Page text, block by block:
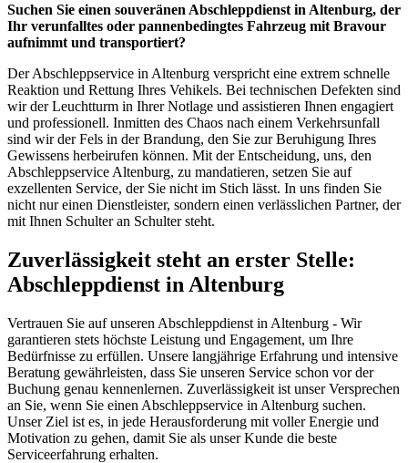
Suchen Sie einen souveränen Abschleppdienst in Altenburg, der
Ihr verunfalltes oder pannenbedingtes Fahrzeug mit Bravour
aufnimmt und transportiert?
Der Abschleppservice in Altenburg verspricht eine extrem schnelle
Reaktion und Rettung Ihres Vehikels. Bei technischen Defekten sind
wir der Leuchtturm in Ihrer Notlage und assistieren Ihnen engagiert
und professionell. Inmitten des Chaos nach einem Verkehrsunfall
sind wir der Fels in der Brandung, den Sie zur Beruhigung Ihres
Gewissens herbeirufen können. Mit der Entscheidung, uns, den
Abschleppservice Altenburg, zu mandatieren, setzen Sie auf
exzellenten Service, der Sie nicht im Stich lässt. In uns finden Sie
nicht nur einen Dienstleister, sondern einen verlässlichen Partner, der
mit Ihnen Schulter an Schulter steht.
Zuverlässigkeit steht an erster Stelle:
Abschleppdienst in Altenburg
Vertrauen Sie auf unseren Abschleppdienst in Altenburg - Wir
garantieren stets höchste Leistung und Engagement, um Ihre
Bedürfnisse zu erfüllen. Unsere langjährige Erfahrung und intensive
Beratung gewährleisten, dass Sie unseren Service schon vor der
Buchung genau kennenlernen. Zuverlässigkeit ist unser Versprechen
an Sie, wenn Sie einen Abschleppservice in Altenburg suchen.
Unser Ziel ist es, in jede Herausforderung mit voller Energie und
Motivation zu gehen, damit Sie als unser Kunde die beste
Serviceerfahrung erhalten.